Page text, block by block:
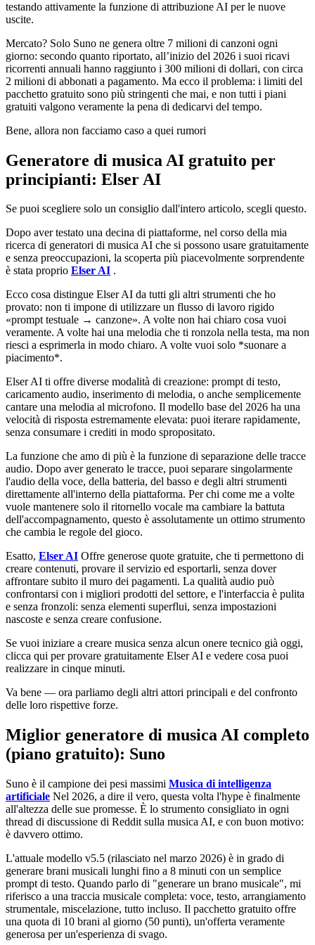
testando attivamente la funzione di attribuzione AI per le nuove
uscite.
Mercato? Solo Suno ne genera oltre 7 milioni di canzoni ogni
giorno: secondo quanto riportato, all’inizio del 2026 i suoi ricavi
ricorrenti annuali hanno raggiunto i 300 milioni di dollari, con circa
2 milioni di abbonati a pagamento. Ma ecco il problema: i limiti del
pacchetto gratuito sono più stringenti che mai, e non tutti i piani
gratuiti valgono veramente la pena di dedicarvi del tempo.
Bene, allora non facciamo caso a quei rumori
Generatore di musica AI gratuito per
principianti: Elser AI
Se puoi scegliere solo un consiglio dall'intero articolo, scegli questo.
Dopo aver testato una decina di piattaforme, nel corso della mia
ricerca di generatori di musica AI che si possono usare gratuitamente
e senza preoccupazioni, la scoperta più piacevolmente sorprendente
è stata proprio Elser AI .
Ecco cosa distingue Elser AI da tutti gli altri strumenti che ho
provato: non ti impone di utilizzare un flusso di lavoro rigido
«prompt testuale → canzone». A volte non hai chiaro cosa vuoi
veramente. A volte hai una melodia che ti ronzola nella testa, ma non
riesci a esprimerla in modo chiaro. A volte vuoi solo *suonare a
piacimento*.
Elser AI ti offre diverse modalità di creazione: prompt di testo,
caricamento audio, inserimento di melodia, o anche semplicemente
cantare una melodia al microfono. Il modello base del 2026 ha una
velocità di risposta estremamente elevata: puoi iterare rapidamente,
senza consumare i crediti in modo spropositato.
La funzione che amo di più è la funzione di separazione delle tracce
audio. Dopo aver generato le tracce, puoi separare singolarmente
l'audio della voce, della batteria, del basso e degli altri strumenti
direttamente all'interno della piattaforma. Per chi come me a volte
vuole mantenere solo il ritornello vocale ma cambiare la battuta
dell'accompagnamento, questo è assolutamente un ottimo strumento
che cambia le regole del gioco.
Esatto, Elser AI Offre generose quote gratuite, che ti permettono di
creare contenuti, provare il servizio ed esportarli, senza dover
affrontare subito il muro dei pagamenti. La qualità audio può
confrontarsi con i migliori prodotti del settore, e l'interfaccia è pulita
e senza fronzoli: senza elementi superflui, senza impostazioni
nascoste e senza creare confusione.
Se vuoi iniziare a creare musica senza alcun onere tecnico già oggi,
clicca qui per provare gratuitamente Elser AI e vedere cosa puoi
realizzare in cinque minuti.
Va bene — ora parliamo degli altri attori principali e del confronto
delle loro rispettive forze.
Miglior generatore di musica AI completo
(piano gratuito): Suno
Suno è il campione dei pesi massimi Musica di intelligenza
artificiale Nel 2026, a dire il vero, questa volta l'hype è finalmente
all'altezza delle sue promesse. È lo strumento consigliato in ogni
thread di discussione di Reddit sulla musica AI, e con buon motivo:
è davvero ottimo.
L'attuale modello v5.5 (rilasciato nel marzo 2026) è in grado di
generare brani musicali lunghi fino a 8 minuti con un semplice
prompt di testo. Quando parlo di "generare un brano musicale", mi
riferisco a una traccia musicale completa: voce, testo, arrangiamento
strumentale, miscelazione, tutto incluso. Il pacchetto gratuito offre
una quota di 10 brani al giorno (50 punti), un'offerta veramente
generosa per un'esperienza di svago.